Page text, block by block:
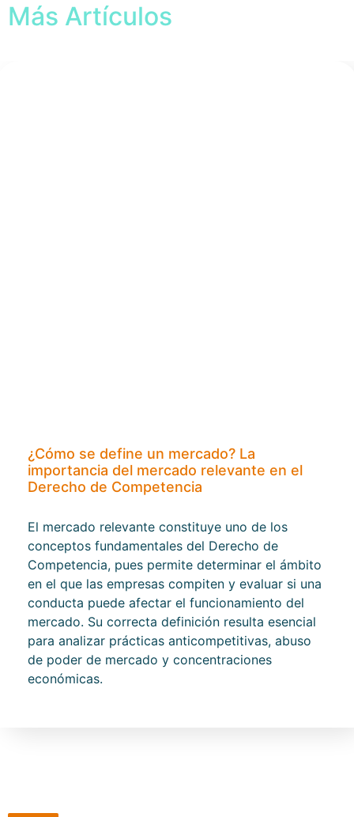
Más Artículos
¿Cómo se define un mercado? La
importancia del mercado relevante en el
Derecho de Competencia
El mercado relevante constituye uno de los
conceptos fundamentales del Derecho de
Competencia, pues permite determinar el ámbito
en el que las empresas compiten y evaluar si una
conducta puede afectar el funcionamiento del
mercado. Su correcta definición resulta esencial
para analizar prácticas anticompetitivas, abuso
de poder de mercado y concentraciones
económicas.